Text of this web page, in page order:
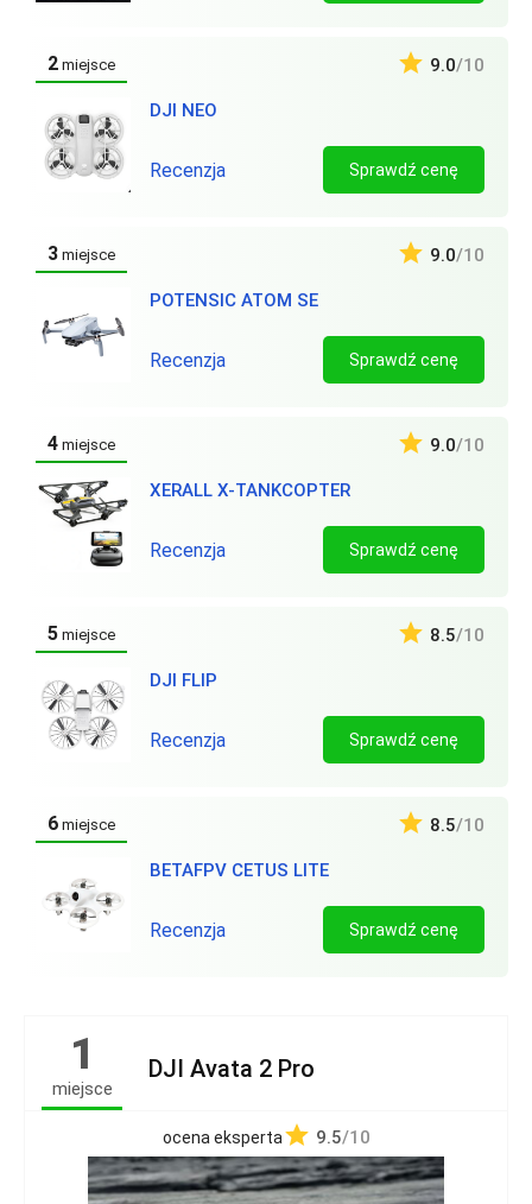
2 miejsce
DJI NEO
9.0/10
Recenzja Sprawdź cenę
3 miejsce
POTENSIC ATOM SE
9.0/10
Recenzja Sprawdź cenę
4 miejsce
XERALL X-TANKCOPTER
9.0/10
Recenzja Sprawdź cenę
5 miejsce
DJI FLIP
8.5/10
Recenzja Sprawdź cenę
6 miejsce
BETAFPV CETUS LITE
8.5/10
Recenzja Sprawdź cenę
1
miejsce
DJI Avata 2 Pro
ocena eksperta 9.5/10